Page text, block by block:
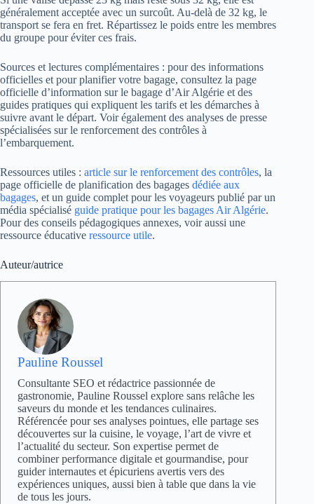
généralement acceptée avec un surcoût. Au-delà de 32 kg, le
transport se fera en fret. Répartissez le poids entre les membres
du groupe pour éviter ces frais.
Sources et lectures complémentaires : pour des informations
officielles et pour planifier votre bagage, consultez la page
officielle d’information sur le bagage d’Air Algérie et des
guides pratiques qui expliquent les tarifs et les démarches à
suivre avant le départ. Voir également des analyses de presse
spécialisées sur le renforcement des contrôles à
l’embarquement.
Ressources utiles : article sur le renforcement des contrôles, la
page officielle de planification des bagages dédiée aux
bagages, et un guide complet pour les voyageurs publié par un
média spécialisé guide pratique pour les bagages Air Algérie.
Pour des conseils pédagogiques annexes, voir aussi une
ressource éducative ressource utile.
Auteur/autrice
Pauline Roussel
Consultante SEO et rédactrice passionnée de
gastronomie, Pauline Roussel explore sans relâche les
saveurs du monde et les tendances culinaires.
Référencée pour ses analyses pointues, elle partage ses
découvertes sur la cuisine, le voyage, l’art de vivre et
l’actualité du secteur. Son expertise permet de
combiner performance digitale et gourmandise, pour
guider internautes et épicuriens avertis vers des
expériences uniques, aussi bien à table que dans la vie
de tous les jours.